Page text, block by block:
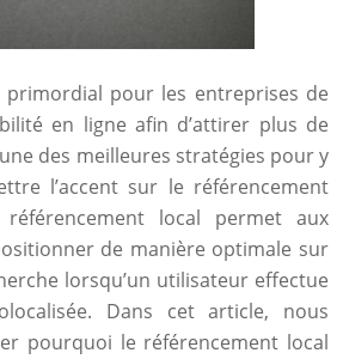
pour les entreprises de
en ligne afin d’attirer plus de
des meilleures stratégies pour y
l’accent sur le référencement
local permet aux
de manière optimale sur
lorsqu’un utilisateur effectue
Dans cet article, nous
pourquoi le référencement local